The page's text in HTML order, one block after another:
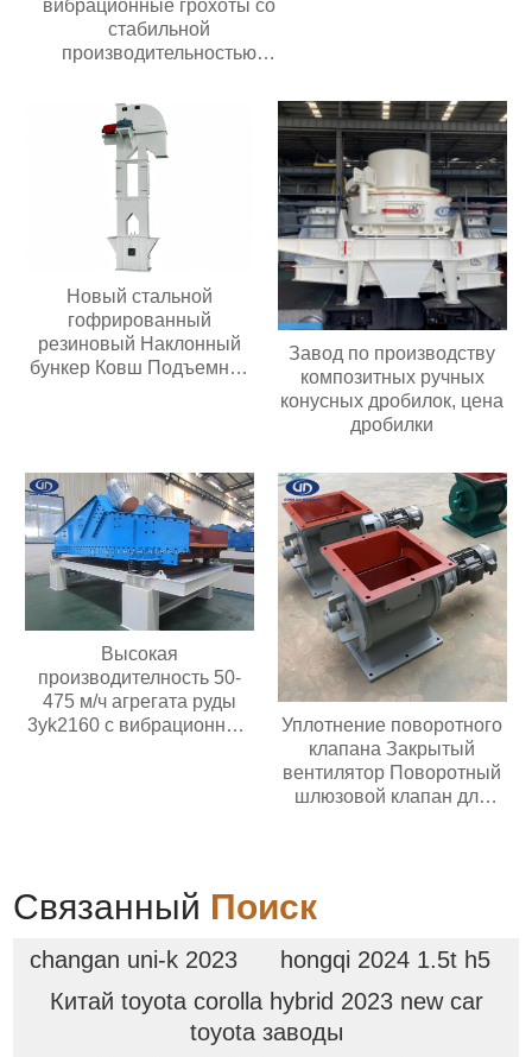
вибрационные грохоты со
стабильной
производительностью
добычи полезных
ископаемыхВысокочастотные
вибрационные грохоты со
стабильной
производительностью
Долговечные грохоты для
добычи полезных
ископаемых
Новый стальной
гофрированный
резиновый Наклонный
бункер Ковш Подъемной
магазин Ферма
Завод по производству
композитных ручных
конусных дробилок, цена
дробилки
Высокая
производителность 50-
475 м/ч агрегата руды
3yk2160 с вибрационным
Уплотнение поворотного
клапана Закрытый
вентилятор Поворотный
шлюзовой клапан для
Связанный Поиск
changan uni-k 2023
hongqi 2024 1.5t h5
Китай toyota corolla hybrid 2023 new car
toyota заводы